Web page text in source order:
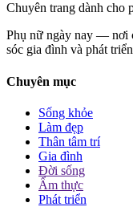
Chuyên trang dành cho
Phụ nữ ngày nay — nơi
sóc gia đình và phát
Chuyên mục
Sống khỏe
Làm đẹp
Thân tâm trí
Gia đình
Đời sống
Ẩm thực
Phát triển